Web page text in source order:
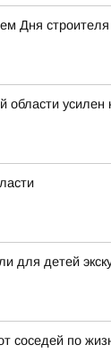
Дня строителя
для детей
соседей по